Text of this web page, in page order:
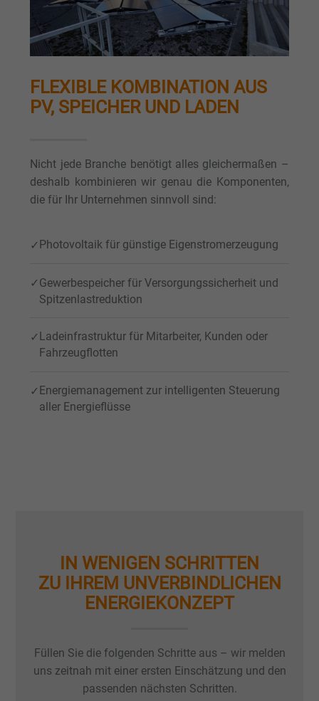
FLEXIBLE KOMBINATION AUS
PV, SPEICHER UND LADEN
Nicht jede Branche benötigt alles gleichermaßen –
deshalb kombinieren wir genau die Komponenten,
die für Ihr Unternehmen sinnvoll sind:
Photovoltaik für günstige Eigenstromerzeugung
Gewerbespeicher für Versorgungssicherheit und
Spitzenlastreduktion
Ladeinfrastruktur für Mitarbeiter, Kunden oder
Fahrzeugflotten
Energiemanagement zur intelligenten Steuerung
aller Energieflüsse
IN WENIGEN SCHRITTEN
ZU IHREM UNVERBINDLICHEN
ENERGIEKONZEPT
Füllen Sie die folgenden Schritte aus – wir melden
uns zeitnah mit einer ersten Einschätzung und den
passenden nächsten Schritten.